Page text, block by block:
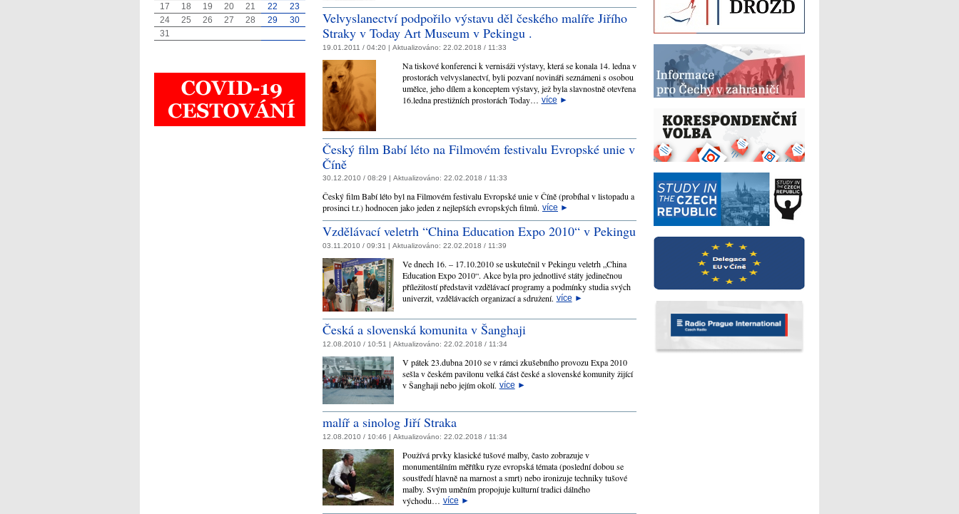
Velvyslanectví podpořilo výstavu děl českého malíře Jiřího
Straky v Today Art Museum v Pekingu .
19.01.2011 / 04:20 | Aktualizováno: 22.02.2018 / 11:33
Na tiskové konferenci k vernisáži výstavy, která se konala 14. ledna v
prostorách velvyslanectví, byli pozvaní novináři seznámeni s osobou
umělce, jeho dílem a konceptem výstavy, jež byla slavnostně otevřena
16.ledna prestižních prostorách Today… více ►
Český film Babí léto na Filmovém festivalu Evropské unie v
Číně
30.12.2010 / 08:29 | Aktualizováno: 22.02.2018 / 11:33
Český film Babí léto byl na Filmovém festivalu Evropské unie v Číně (probíhal v listopadu a
prosinci t.r.) hodnocen jako jeden z nejlepších evropských filmů. více ►
Vzdělávací veletrh “China Education Expo 2010“ v Pekingu
03.11.2010 / 09:31 | Aktualizováno: 22.02.2018 / 11:39
Ve dnech 16. – 17.10.2010 se uskutečnil v Pekingu veletrh „China
Education Expo 2010“. Akce byla pro jednotlivé státy jedinečnou
příležitostí představit vzdělávací programy a podmínky studia svých
univerzit, vzdělávacích organizací a sdružení. více ►
Česká a slovenská komunita v Šanghaji
12.08.2010 / 10:51 | Aktualizováno: 22.02.2018 / 11:34
V pátek 23.dubna 2010 se v rámci zkušebního provozu Expa 2010
sešla v českém pavilonu velká část české a slovenské komunity žijící
v Šanghaji nebo jejím okolí. více ►
malíř a sinolog Jiří Straka
12.08.2010 / 10:46 | Aktualizováno: 22.02.2018 / 11:34
Používá prvky klasické tušové malby, často zobrazuje v
monumentálním měřítku ryze evropská témata (poslední dobou se
soustředí hlavně na marnost a smrt) nebo ironizuje techniky tušové
malby. Svým uměním propojuje kulturní tradici dálného
východu… více ►
17
18 19 20 21 22
23
24
25 26 27 28 29
30
31